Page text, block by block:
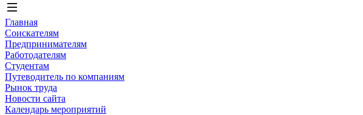
Главная
Соискателям
Предпринимателям
Работодателям
Студентам
Путеводитель по компаниям
Рынок труда
Новости сайта
Календарь мероприятий